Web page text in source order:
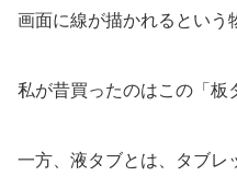
画面に線が描かれるという
私が昔買ったのはこの「板
一方、液タブとは、タブレ